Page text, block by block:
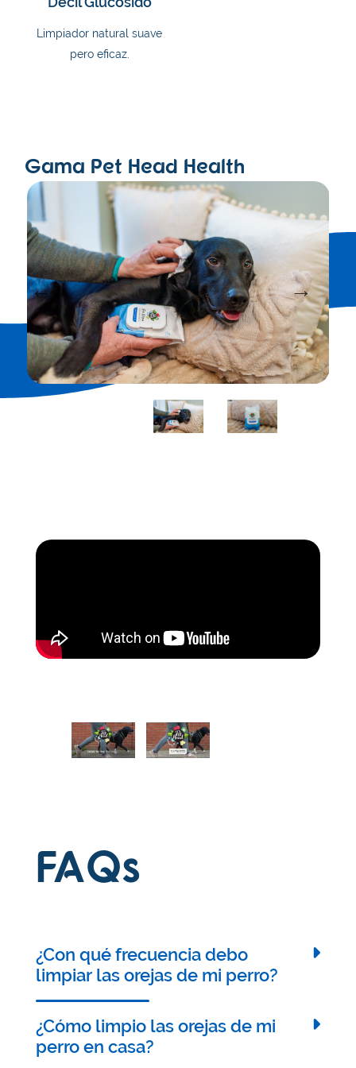
Limpiador natural suave
pero eficaz.
Gama Pet Head Health
FAQs
¿Con qué frecuencia debo
limpiar las orejas de mi perro?
Esto depende de la raza, el nivel de actividad y la
salud general de tu perro. Generalmente, limpiar
las orejas de tu perro una vez al mes es una buena
¿Cómo limpio las orejas de mi
perro en casa?